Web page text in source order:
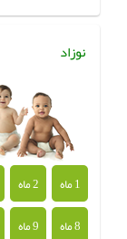
نوزاد
1 ماه 2 ماه
8 ماه
9 ماه